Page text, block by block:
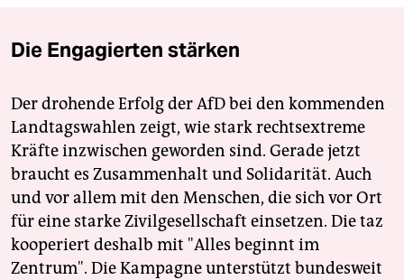
Die Engagierten stärken
Der drohende Erfolg der AfD bei den kommenden
Landtagswahlen zeigt, wie stark rechtsextreme
Kräfte inzwischen geworden sind. Gerade jetzt
braucht es Zusammenhalt und Solidarität. Auch
und vor allem mit den Menschen, die sich vor Ort
für eine starke Zivilgesellschaft einsetzen. Die taz
kooperiert deshalb mit "Alles beginnt im
Zentrum". Die Kampagne unterstützt bundesweit